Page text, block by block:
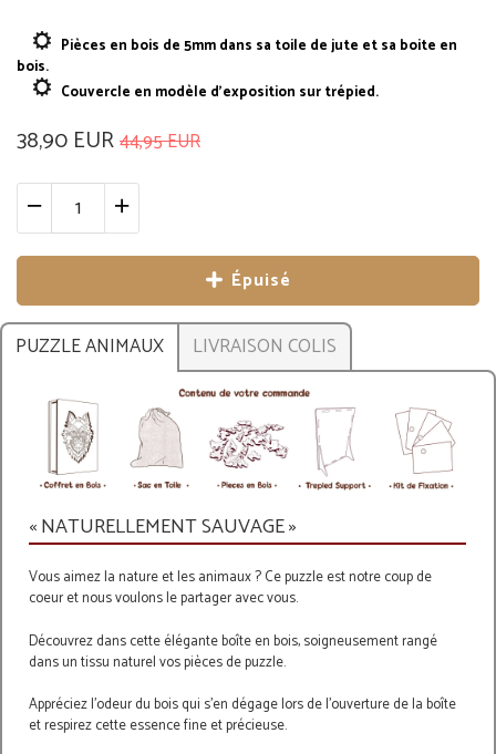
Pièces en bois de 5mm dans sa toile de jute et sa boite en
bois.
Couvercle en modèle d'exposition sur trépied.
38,90 EUR44,95 EUR
Épuisé
PUZZLE ANIMAUX LIVRAISON COLIS
« NATURELLEMENT SAUVAGE »
Vous aimez la nature et les animaux ? Ce puzzle est notre coup de
coeur et nous voulons le partager avec vous.
Découvrez dans cette élégante boîte en bois, soigneusement rangé
dans un tissu naturel vos pièces de puzzle.
Appréciez l'odeur du bois qui s'en dégage lors de l'ouverture de la boîte
et respirez cette essence fine et précieuse.